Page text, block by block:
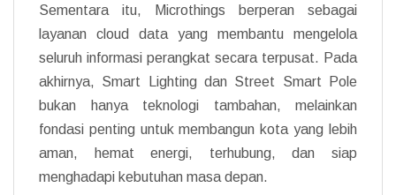
Sementara itu, Microthings berperan sebagai
layanan cloud data yang membantu mengelola
seluruh informasi perangkat secara terpusat. Pada
akhirnya, Smart Lighting dan Street Smart Pole
bukan hanya teknologi tambahan, melainkan
fondasi penting untuk membangun kota yang lebih
aman, hemat energi, terhubung, dan siap
menghadapi kebutuhan masa depan.